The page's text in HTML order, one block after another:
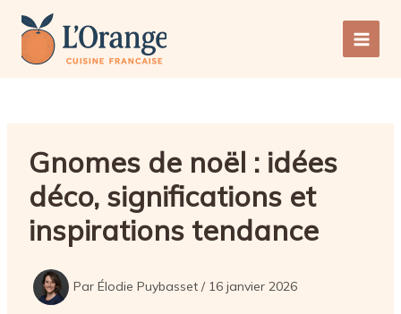
contenu
Main
Gnomes de noël : idées
déco, significations et
inspirations tendance
Par Élodie Puybasset / 16 janvier 2026